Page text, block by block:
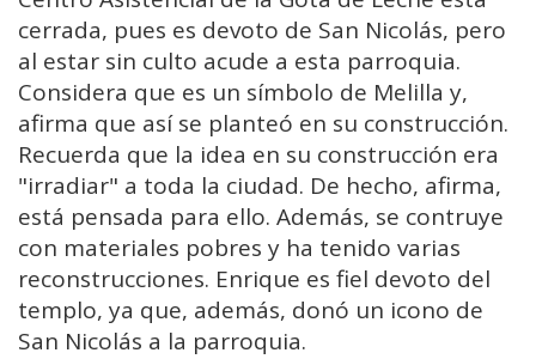
cerrada, pues es devoto de San Nicolás, pero
al estar sin culto acude a esta parroquia.
Considera que es un símbolo de Melilla y,
afirma que así se planteó en su construcción.
Recuerda que la idea en su construcción era
"irradiar" a toda la ciudad. De hecho, afirma,
está pensada para ello. Además, se contruye
con materiales pobres y ha tenido varias
reconstrucciones. Enrique es fiel devoto del
templo, ya que, además, donó un icono de
San Nicolás a la parroquia.